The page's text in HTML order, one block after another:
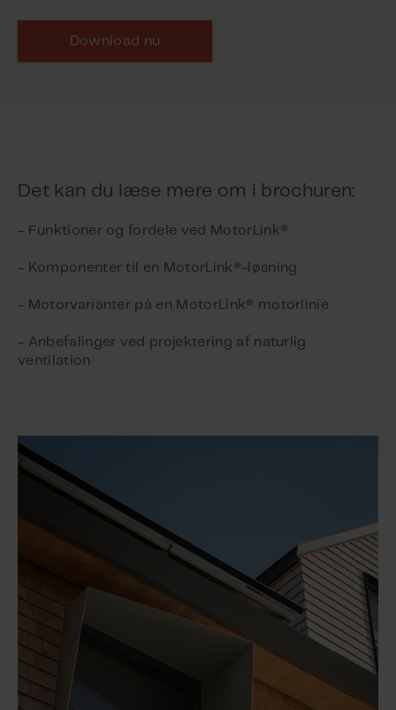
Download nu
Det kan du læse mere om i brochuren:
- Funktioner og fordele ved MotorLink®
- Komponenter til en MotorLink®-løsning
- Motorvarianter på en MotorLink® motorlinie
- Anbefalinger ved projektering af naturlig
ventilation